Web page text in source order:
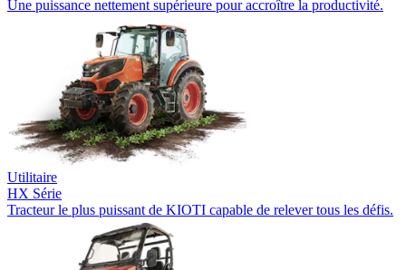
Une puissance nettement supérieure pour accroître la productivité.
Utilitaire
HX Série
Tracteur le plus puissant de KIOTI capable de relever tous les défis.